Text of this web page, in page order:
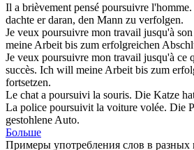
Il a brièvement pensé poursuivre l'homme.
dachte er daran, den Mann zu verfolgen.
Je veux poursuivre mon travail jusqu'à
meine Arbeit bis zum erfolgreichen
Je veux poursuivre mon travail jusqu'à ce
succès. Ich will meine Arbeit bis zum
fortsetzen.
Le chat a poursuivi la souris. Die Katze
La police poursuivit la voiture volée. Die
gestohlene Auto.
Больше
Примеры употребления слов в разных